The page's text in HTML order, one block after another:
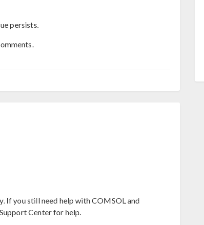
persists.
If you still need help with COMSOL and
Center for help.